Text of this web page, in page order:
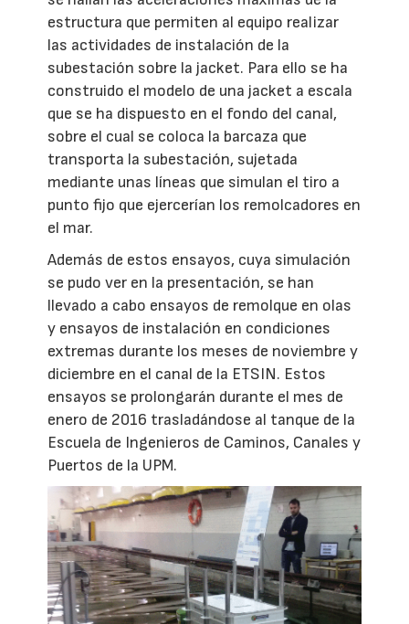
estructura que permiten al equipo realizar
las actividades de instalación de la
subestación sobre la jacket. Para ello se ha
construido el modelo de una jacket a escala
que se ha dispuesto en el fondo del canal,
sobre el cual se coloca la barcaza que
transporta la subestación, sujetada
mediante unas líneas que simulan el tiro a
punto fijo que ejercerían los remolcadores en
el mar.
Además de estos ensayos, cuya simulación
se pudo ver en la presentación, se han
llevado a cabo ensayos de remolque en olas
y ensayos de instalación en condiciones
extremas durante los meses de noviembre y
diciembre en el canal de la ETSIN. Estos
ensayos se prolongarán durante el mes de
enero de 2016 trasladándose al tanque de la
Escuela de Ingenieros de Caminos, Canales y
Puertos de la UPM.